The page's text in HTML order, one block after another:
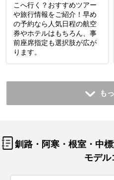
こへ行く？おすすめツアー
や旅行情報をご紹介！早め
の予約なら人気日程の航空
券やホテルはもちろん、事
前座席指定も選択肢が広が
ります。
も
釧路・阿寒・根室・中
モデル